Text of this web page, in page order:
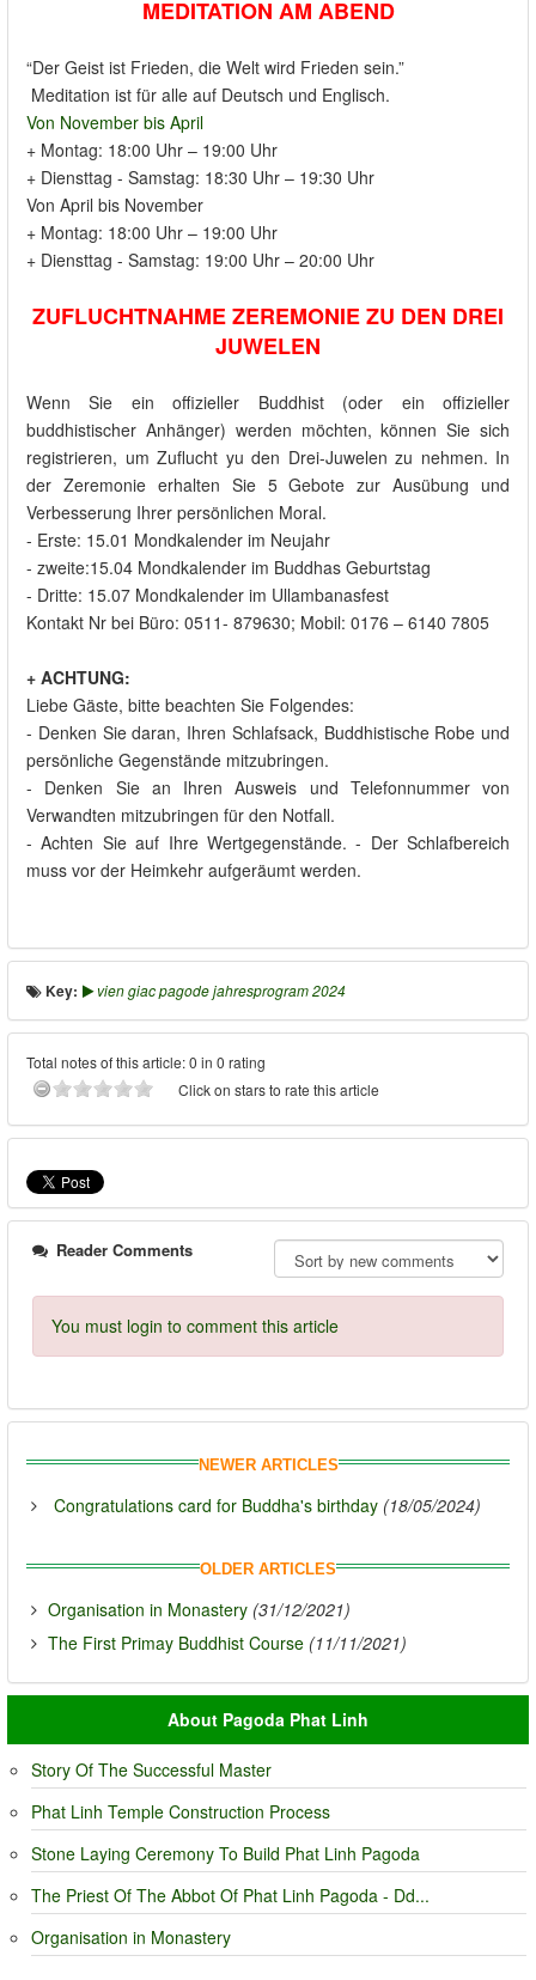
MEDITATION AM ABEND
“Der Geist ist Frieden, die Welt wird Frieden sein.”
Meditation ist für alle auf Deutsch und Englisch.
Von November bis April
+ Montag: 18:00 Uhr – 19:00 Uhr
+ Diensttag - Samstag: 18:30 Uhr – 19:30 Uhr
Von April bis November
+ Montag: 18:00 Uhr – 19:00 Uhr
+ Diensttag - Samstag: 19:00 Uhr – 20:00 Uhr
ZUFLUCHTNAHMEZEREMONIEZU DEN DREI
JUWELEN
Wenn Sie ein offizieller Buddhist (oder ein offizieller
buddhistischer Anhänger) werden möchten, können Sie sich
registrieren, um Zuflucht yu den Drei-Juwelen zu nehmen. In
der Zeremonie erhalten Sie 5 Gebote zur Ausübung und
Verbesserung Ihrer persönlichen Moral.
- Erste: 15.01 Mondkalender im Neujahr
- zweite:15.04 Mondkalender im Buddhas Geburtstag
- Dritte: 15.07 Mondkalender im Ullambanasfest
Kontakt Nr bei Büro: 0511- 879630; Mobil: 0176 – 6140 7805
+ ACHTUNG:
Liebe Gäste, bitte beachten Sie Folgendes:
- Denken Sie daran, Ihren Schlafsack, Buddhistische Robe und
persönliche Gegenstände mitzubringen.
- Denken Sie an Ihren Ausweis und Telefonnummer von
Verwandten mitzubringen für den Notfall.
- Achten Sie auf Ihre Wertgegenstände. - Der Schlafbereich
muss vor der Heimkehr aufgeräumt werden.
Key: vien giac pagode jahresprogram 2024
Total notes of this article: 0 in 0 rating
Click on stars to rate this article
Reader Comments
You must login to comment this article
NEWER ARTICLES
Congratulations card for Buddha's birthday (18/05/2024)
OLDER ARTICLES
Organisation in Monastery (31/12/2021)
The First Primay Buddhist Course (11/11/2021)
About Pagoda Phat Linh
Story Of The Successful Master
Phat Linh Temple Construction Process
Stone Laying Ceremony To Build Phat Linh Pagoda
The Priest Of The Abbot Of Phat Linh Pagoda - Dd...
Organisation in Monastery